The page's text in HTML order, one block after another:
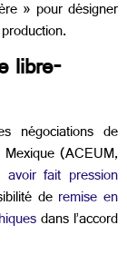
» pour désigner
libre-
négociations de
(ACEUM,
avoir fait pression
de remise en
dans l’accord